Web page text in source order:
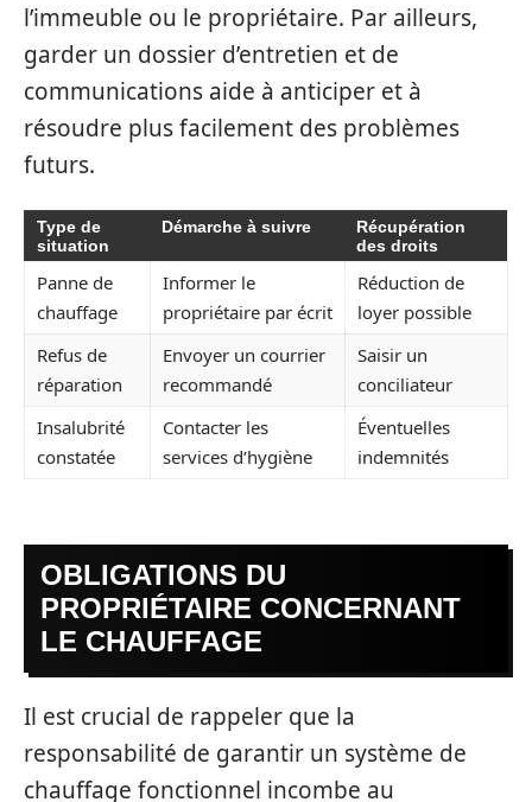
l’immeuble ou le propriétaire. Par ailleurs,
garder un dossier d’entretien et de
communications aide à anticiper et à
résoudre plus facilement des problèmes
futurs.
Type de
situation
Démarche à suivre
Récupération
des droits
Panne de
chauffage
Informer le
propriétaire par écrit
Réduction de
loyer possible
Refus de
réparation
Envoyer un courrier
recommandé
Saisir un
conciliateur
Insalubrité
constatée
Contacter les
services d’hygiène
Éventuelles
indemnités
OBLIGATIONS DU
PROPRIÉTAIRE CONCERNANT
LE CHAUFFAGE
Il est crucial de rappeler que la
responsabilité de garantir un système de
chauffage fonctionnel incombe au